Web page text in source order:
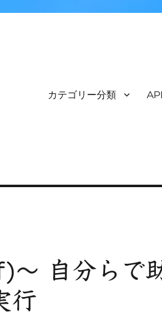
カテゴリー分類
自分らで
行